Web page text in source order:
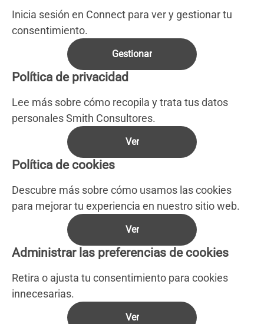
Inicia sesión en Connect para ver y gestionar tu
consentimiento.
Gestionar
Política de privacidad
Lee más sobre cómo recopila y trata tus datos
personales Smith Consultores.
Ver
Política de cookies
Descubre más sobre cómo usamos las cookies
para mejorar tu experiencia en nuestro sitio web.
Ver
Administrar las preferencias de cookies
Retira o ajusta tu consentimiento para cookies
innecesarias.
Ver